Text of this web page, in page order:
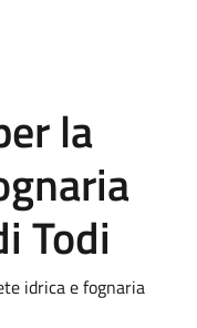
la
Todi
idrica e fognaria